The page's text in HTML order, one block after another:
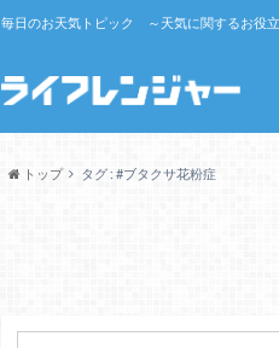
毎日のお天気トピック ～天気に関するお役
トップ タグ : #ブタクサ花粉症